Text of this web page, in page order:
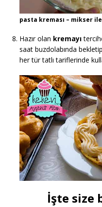
pasta kreması – mikser
Hazır olan kremayı
saat buzdolabında
her tür tatlı tariflerinde
İşte size